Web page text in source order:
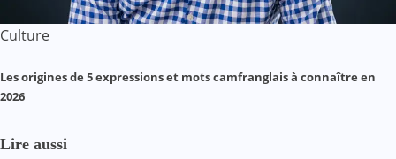
Culture
Les origines de 5 expressions et mots camfranglais à connaître en
2026
Lire aussi